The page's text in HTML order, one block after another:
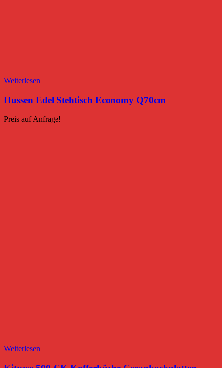
Weiterlesen
Hussen Edel Stehtisch Economy Q70cm
Preis auf Anfrage!
Weiterlesen